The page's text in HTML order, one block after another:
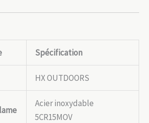
Spécification
HX OUTDOORS
Acier inoxydable
5CR15MOV